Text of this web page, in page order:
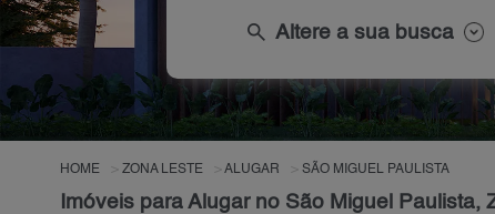
search Altere a sua busca
HOME ZONA LESTE ALUGAR SÃO MIGUEL PAULISTA
Imóveis para Alugar no São Miguel Paulista,